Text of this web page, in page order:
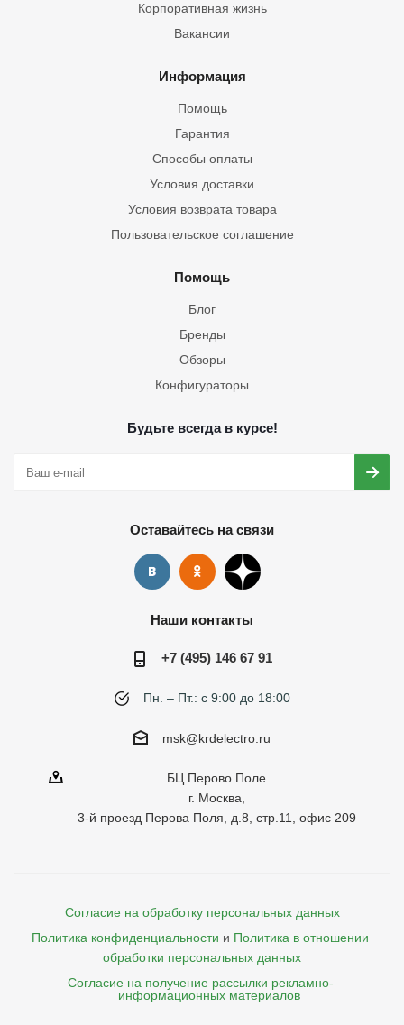
Корпоративная жизнь
Вакансии
Информация
Помощь
Гарантия
Способы оплаты
Условия доставки
Условия возврата товара
Пользовательское соглашение
Помощь
Блог
Бренды
Обзоры
Конфигураторы
Будьте всегда в курсе!
Оставайтесь на связи
Наши контакты
+7 (495) 146 67 91
Пн. – Пт.: с 9:00 до 18:00
msk@krdelectro.ru
БЦ Перово Поле
г. Москва,
3-й проезд Перова Поля, д.8, стр.11, офис 209
Согласие на обработку персональных данных
Политика конфиденциальности и Политика в отношении
обработки персональных данных
Согласие на получение рассылки рекламно-
    информационных материалов